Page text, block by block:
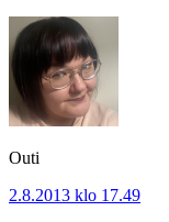
Outi
2.8.2013 klo 17.49